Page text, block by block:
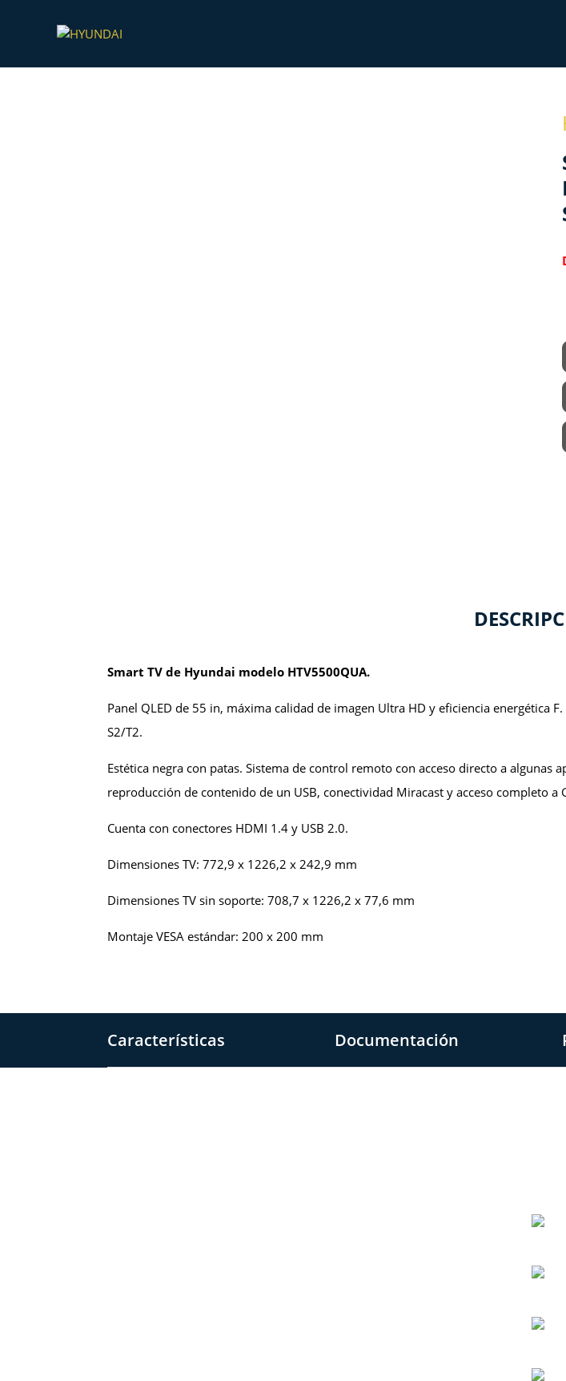
Smart TV de Hyundai modelo HTV5500QUA.
Panel QLED de 55 in, máxima calidad de imagen Ultra HD y eficiencia energética
S2/T2.
Estética negra con patas. Sistema de control remoto con acceso directo a
reproducción de contenido de un USB, conectividad Miracast y acceso completo a
Cuenta con conectores HDMI 1.4 y USB 2.0.
Dimensiones TV: 772,9 x 1226,2 x 242,9 mm
Dimensiones TV sin soporte: 708,7 x 1226,2 x 77,6 mm
Montaje VESA estándar: 200 x 200 mm
Características Documentación